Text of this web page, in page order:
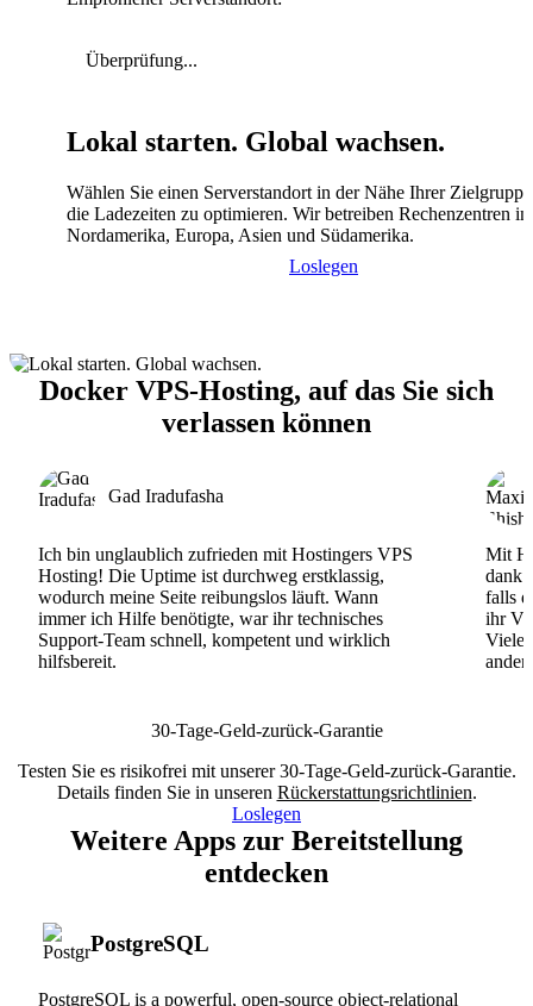
Überprüfung...
Lokal starten. Global wachsen.
Wählen Sie einen Serverstandort in der Nähe Ihrer
die Ladezeiten zu optimieren. Wir betreiben Rechenzentren in
Nordamerika, Europa, Asien und Südamerika.
Loslegen
Docker VPS-Hosting, auf das Sie sich
verlassen können
Gad Iradufasha
Ich bin unglaublich zufrieden mit Hostingers VPS
Hosting! Die Uptime ist durchweg erstklassig,
wodurch meine Seite reibungslos läuft. Wann
immer ich Hilfe benötigte, war ihr technisches
Support-Team schnell, kompetent und wirklich
hilfsbereit.
Mit
dank
falls
ihr
30-Tage-Geld-zurück-Garantie
Testen Sie es risikofrei mit unserer 30-Tage-Geld-zurück-Garantie.
Details finden Sie in unseren Rückerstattungsrichtlinien.
Loslegen
Weitere Apps zur Bereitstellung
entdecken
PostgreSQL
PostgreSQL is a powerful, open-source object-relational